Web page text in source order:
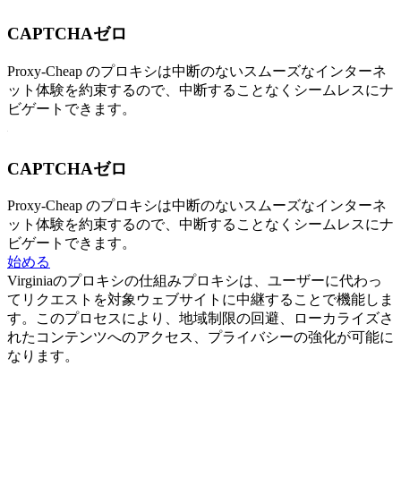
CAPTCHAゼロ
Proxy-Cheap のプロキシは中断のないスムーズなインターネ
ット体験を約束するので、中断することなくシームレスにナ
ビゲートできます。
CAPTCHAゼロ
Proxy-Cheap のプロキシは中断のないスムーズなインターネ
ット体験を約束するので、中断することなくシームレスにナ
ビゲートできます。
始める
Virginiaのプロキシの仕組みプロキシは、ユーザーに代わっ
てリクエストを対象ウェブサイトに中継することで機能しま
す。このプロセスにより、地域制限の回避、ローカライズさ
れたコンテンツへのアクセス、プライバシーの強化が可能に
なります。